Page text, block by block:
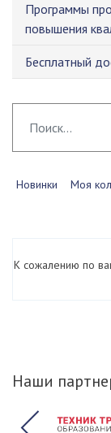
Программы
повышения
Бесплатный
Новинки Моя
К сожалению по
Наши